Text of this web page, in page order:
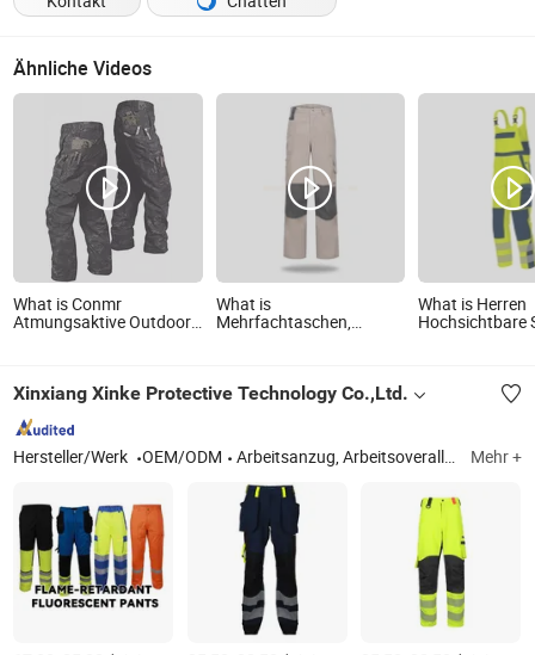
Ähnliche Videos
What is Conmr
Atmungsaktive Outdoor
What is
Mehrfachtaschen,
What is Herren
Hochsichtbare
Xinxiang Xinke Protective Technology Co.,Ltd.
Hersteller/Werk OEM/ODM Arbeitsanzug, Arbeitsoverall, Arbeitshemd, Arbeitshose, Arbeitsjacke Mehr +